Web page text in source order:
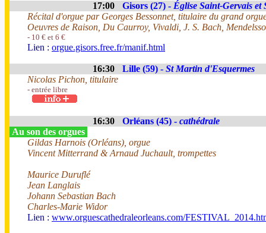
17:00 Gisors (27) - Église Saint-Gervais et
Récital d'orgue par Georges Bessonnet, titulaire du grand
Oeuvres de Raison, Du Caurroy, Vivaldi, J. S. Bach,
- 10 € et 6 €
Lien : orgue.gisors.free.fr/manif.html
16:30 Lille (59) - St Martin d'Esquermes
Nicolas Pichon, titulaire
- entrée libre
16:30 Orléans (45) - cathédrale
Au son des orgues
Gildas Harnois (Orléans), orgue
Vincent Mitterrand & Arnaud Juchault, trompettes
Maurice Duruflé
Jean Langlais
Johann Sebastian Bach
Charles-Marie Widor
Lien : www.orguescathedraleorleans.com/